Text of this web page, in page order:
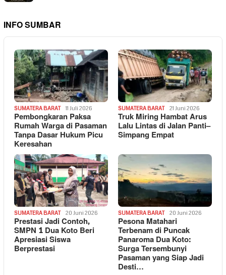
INFO SUMBAR
SUMATERA BARAT 11 Juli 2026
Pembongkaran Paksa
Rumah Warga di Pasaman
Tanpa Dasar Hukum Picu
Keresahan
SUMATERA BARAT 21 Juni 2026
Truk Miring Hambat Arus
Lalu Lintas di Jalan Panti–
Simpang Empat
SUMATERA BARAT 20 Juni 2026
Prestasi Jadi Contoh,
SMPN 1 Dua Koto Beri
Apresiasi Siswa
Berprestasi
SUMATERA BARAT 20 Juni 2026
Pesona Matahari
Terbenam di Puncak
Panaroma Dua Koto:
Surga Tersembunyi
Pasaman yang Siap Jadi
Desti…